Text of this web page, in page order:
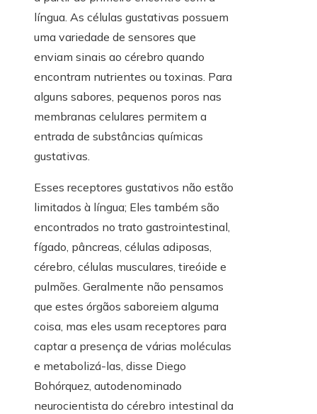
língua. As células gustativas possuem
uma variedade de sensores que
enviam sinais ao cérebro quando
encontram nutrientes ou toxinas. Para
alguns sabores, pequenos poros nas
membranas celulares permitem a
entrada de substâncias químicas
gustativas.
Esses receptores gustativos não estão
limitados à língua; Eles também são
encontrados no trato gastrointestinal,
fígado, pâncreas, células adiposas,
cérebro, células musculares, tireóide e
pulmões. Geralmente não pensamos
que estes órgãos saboreiem alguma
coisa, mas eles usam receptores para
captar a presença de várias moléculas
e metabolizá-las, disse Diego
Bohórquez, autodenominado
neurocientista do cérebro intestinal da